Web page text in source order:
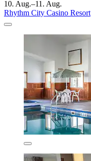
10. Aug.–11. Aug.
Rhythm City Casino Resort